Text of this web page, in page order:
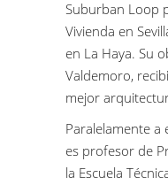
Suburban Loop
Vivienda en
en La Haya. Su
Valdemoro,
mejor
Paralelamente a
es profesor de
la Escuela